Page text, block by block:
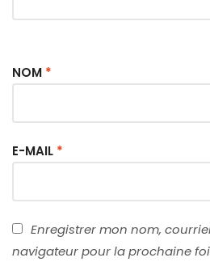
NOM *
E-MAIL *
Enregistrer mon nom,
navigateur pour la prochaine